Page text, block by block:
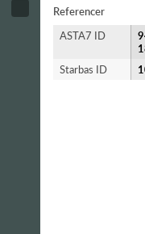
Referencer
ASTA7 ID
Starbas ID